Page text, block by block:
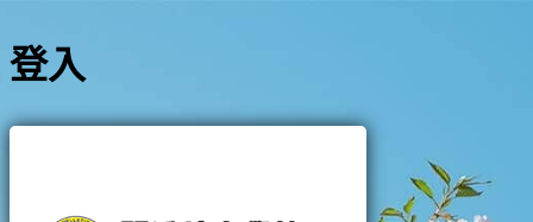
登入
https://